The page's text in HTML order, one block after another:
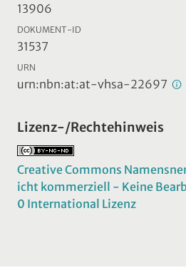
13906
DOKUMENT-ID
31537
URN
urn:nbn:at:at-vhsa-22697
Lizenz-/Rechtehinweis
Creative Commons
icht kommerziell - Keine
0 International Lizenz